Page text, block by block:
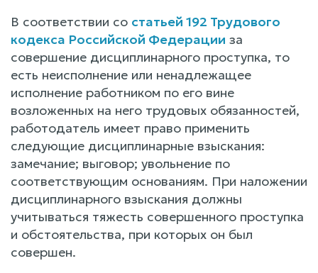
В соответствии со статьей 192 Трудового
кодекса Российской Федерации за
совершение дисциплинарного проступка, то
есть неисполнение или ненадлежащее
исполнение работником по его вине
возложенных на него трудовых обязанностей,
работодатель имеет право применить
следующие дисциплинарные взыскания:
замечание; выговор; увольнение по
соответствующим основаниям. При наложении
дисциплинарного взыскания должны
учитываться тяжесть совершенного проступка
и обстоятельства, при которых он был
совершен.